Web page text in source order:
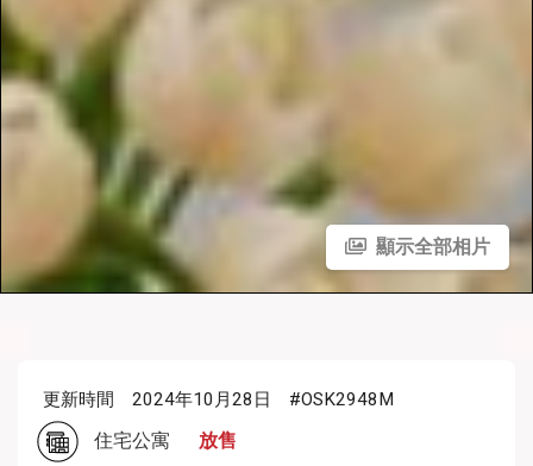
顯示全部相片
更新時間 2024年10月28日 #OSK2948M
住宅公寓 放售